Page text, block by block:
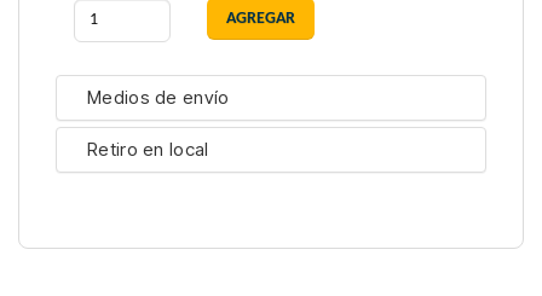
Medios de envío
Retiro en local